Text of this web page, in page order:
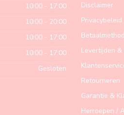
10:00 - 17:00
10:00 - 20:00
10:00 - 17:00
10:00 - 17:00
Gesloten
Disclaimer
Privacybeleid
Levertijden
Retourneren
Garantie &
Herroepen /